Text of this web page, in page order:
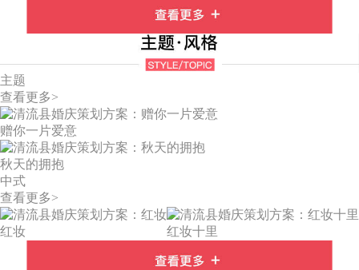
主题
查看更多>
赠你一片爱意
秋天的拥抱
中式
查看更多>
红妆 红妆十里